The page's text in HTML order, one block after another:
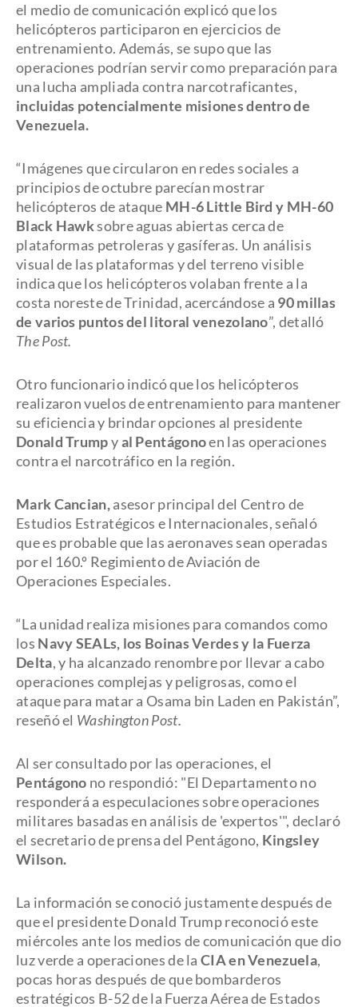
el medio de comunicación explicó que los
helicópteros participaron en ejercicios de
entrenamiento. Además, se supo que las
operaciones podrían servir como preparación para
una lucha ampliada contra narcotraficantes,
incluidas potencialmente misiones dentro de
Venezuela.
“Imágenes que circularon en redes sociales a
principios de octubre parecían mostrar
helicópteros de ataque MH-6 Little Bird y MH-60
Black Hawksobre aguas abiertas cerca de
plataformas petroleras y gasíferas. Un análisis
visual de las plataformas y del terreno visible
indica que los helicópteros volaban frente a la
costa noreste de Trinidad, acercándose a 90 millas
de varios puntos del litoral venezolano”, detalló
The Post.
Otro funcionario indicó que los helicópteros
realizaron vuelos de entrenamiento para mantener
su eficiencia y brindar opciones al presidente
Donald Trumpyal Pentágonoen las operaciones
contra el narcotráfico en la región.
Mark Cancian,asesor principal del Centro de
Estudios Estratégicos e Internacionales, señaló
que es probable que las aeronaves sean operadas
por el 160.º Regimiento de Aviación de
Operaciones Especiales.
“La unidad realiza misiones para comandos como
los Navy SEALs, los Boinas Verdes y la Fuerza
Delta, y ha alcanzado renombre por llevar a cabo
operaciones complejas y peligrosas, como el
ataque para matar a Osama bin Laden en Pakistán”,
reseñó el Washington Post.
Al ser consultado por las operaciones, el
Pentágono no respondió: "El Departamento no
responderá a especulaciones sobre operaciones
militares basadas en análisis de 'expertos'", declaró
el secretario de prensa del Pentágono, Kingsley
Wilson.
La información se conoció justamente después de
que el presidente Donald Trump reconoció este
miércoles ante los medios de comunicación que dio
luz verde a operaciones de la CIA en Venezuela,
pocas horas después de que bombarderos
estratégicos B-52 de la Fuerza Aérea de Estados